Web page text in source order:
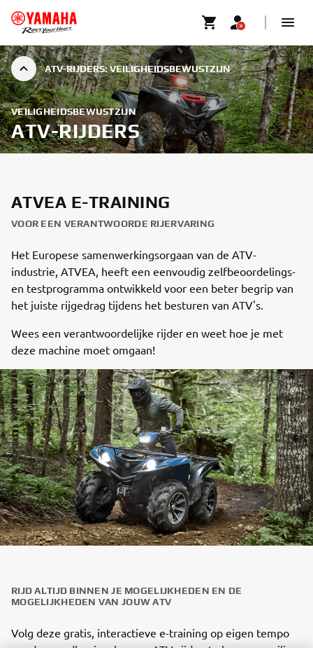
ATV-RIJDERS: VEILIGHEIDSBEWUSTZIJN
VEILIGHEIDSBEWUSTZIJN
ATV-RIJDERS
ATVEA E-TRAINING
VOOR EEN VERANTWOORDE RIJERVARING
Het Europese samenwerkingsorgaan van de ATV-
industrie, ATVEA, heeft een eenvoudig zelfbeoordelings-
en testprogramma ontwikkeld voor een beter begrip van
het juiste rijgedrag tijdens het besturen van ATV's.
Wees een verantwoordelijke rijder en weet hoe je met
deze machine moet omgaan!
RIJD ALTIJD BINNEN JE MOGELIJKHEDEN EN DE
MOGELIJKHEDEN VAN JOUW ATV
Volg deze gratis, interactieve e-training op eigen tempo
om de grondbeginselen van ATV-rijden te leren en veilige